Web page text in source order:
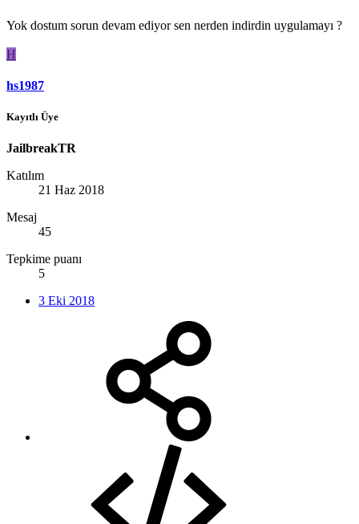
Yok dostum sorun devam ediyor sen nerden indirdin uygulamayı ?
H
hs1987
Kayıtlı Üye
JailbreakTR
Katılım
21 Haz 2018
Mesaj
45
Tepkime puanı
5
3 Eki 2018